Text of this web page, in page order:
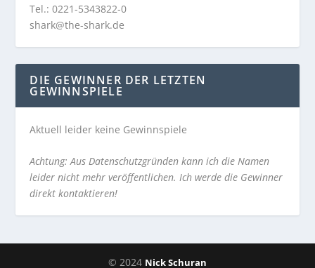
Tel.: 0221-5343822-0
shark@the-shark.de
DIE GEWINNER DER LETZTEN
GEWINNSPIELE
Aktuell leider keine Gewinnspiele
Achtung: Aus Datenschutzgründen kann ich die Namen
leider nicht mehr veröffentlichen. Ich werde die Gewinner
direkt kontaktieren!
© 2024 Nick Schuran